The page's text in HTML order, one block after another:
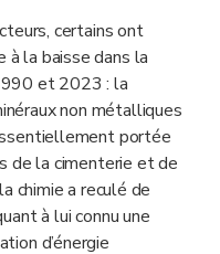
certains ont
la baisse dans la
et 2023 : la
non métalliques
portée
de la cimenterie et de
chimie a reculé de
à lui connu une
d’énergie